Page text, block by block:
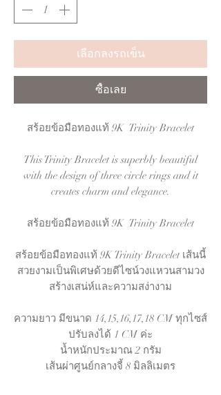
เลือกลงรถเข็น
ซื้อเลย
สร้อยข้อมือทองแท้ 9K Trinity Bracelet
This Trinity Bracelet is superbly beautiful
with the design of three circle rings and it
creates charm and elegance.
สร้อยข้อมือทองแท้ 9K Trinity Bracelet
สร้อยข้อมือทองแท้ 9K Trinity Bracelet เส้นนี้
สวยงามเป็นพิเศษด้วยดีไซน์วงแหวนสามวง
สร้างเสน่ห์และความสง่างาม
ความยาว มีขนาด 14,15,16,17,18 CM ทุกไซส์
ปรับลงได้ 1 CM ค่ะ
น้ำหนักประมาณ 2 กรัม
เส้นผ่าศูนย์กลางจี้ 8 มิลลิเมตร